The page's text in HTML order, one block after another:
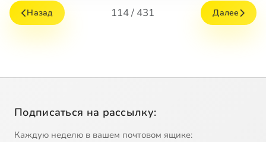
Назад 114 / 431 Далее
Подписаться на рассылку:
Каждую неделю в вашем почтовом ящике: